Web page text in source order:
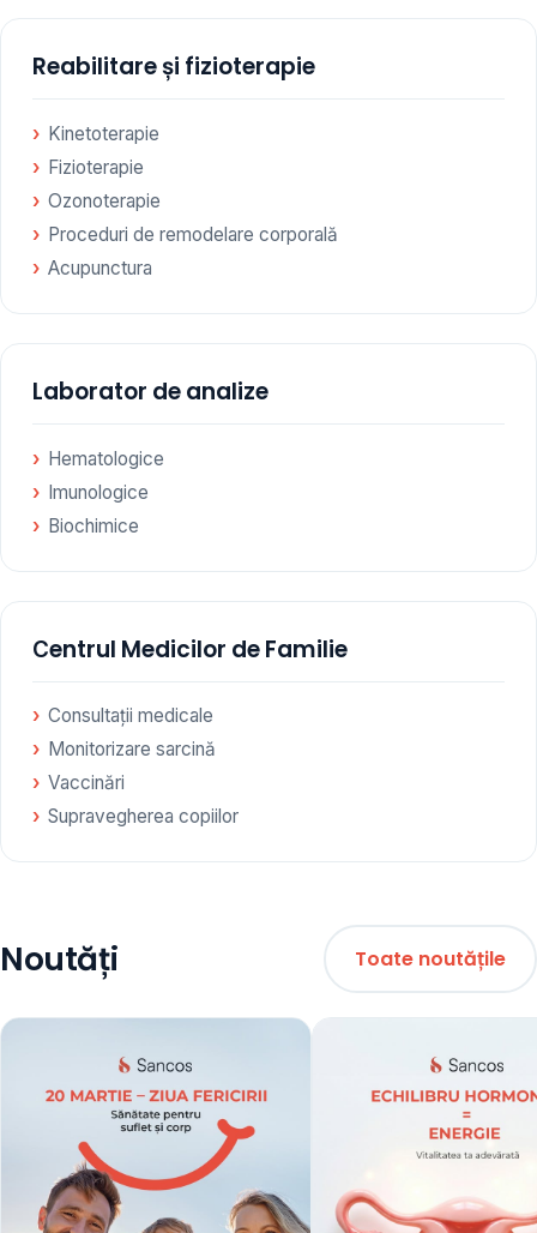
Reabilitare și fizioterapie
Kinetoterapie
Fizioterapie
Ozonoterapie
Proceduri de remodelare corporală
Acupunctura
Laborator de analize
Hematologice
Imunologice
Biochimice
Сentrul Medicilor de Familie
Consultații medicale
Monitorizare sarcină
Vaccinări
Supravegherea copiilor
Noutăți Toate noutățile